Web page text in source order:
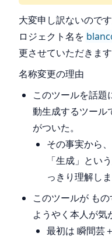
大変申し訳ないのです
ロジェクト名を
更させていただきます
名称変更の理由
このツールを話題
動生成するツール
がついた。
その事実から
「生成」とい
っきり理解しま
このツールが も
ようやく本人が気
最初は 瞬間芸